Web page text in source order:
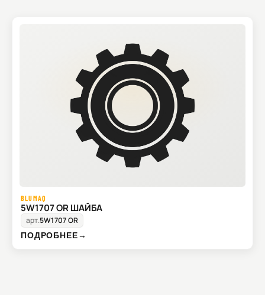
BLUMAQ
5W1707 OR ШАЙБА
арт.5W1707 OR
ПОДРОБНЕЕ→